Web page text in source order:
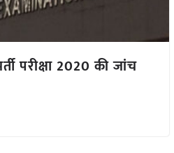
परीक्षा 2020 की जांच